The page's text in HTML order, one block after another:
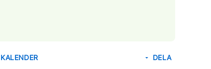
arrow_drop_down DELA